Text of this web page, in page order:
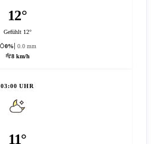
12°
Gefühlt 12°
0%
0.0 mm
8 km/h
03:00 UHR
11°